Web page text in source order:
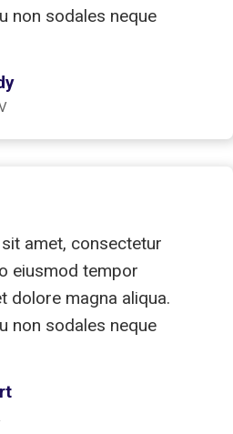
non sodales neque
amet, consectetur
eiusmod tempor
dolore magna aliqua.
non sodales neque